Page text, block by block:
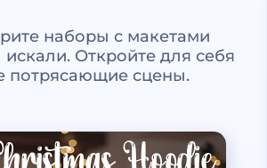
наборы с макетами
Откройте для себя
потрясающие сцены.